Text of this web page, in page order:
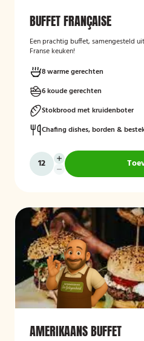
BUFFET FRANÇAISE
Een prachtig buffet, samengesteld
Franse keuken!
8 warme gerechten
6 koude gerechten
Stokbrood met kruidenboter
Chafing dishes, borden &
AMERIKAANS BUFFET